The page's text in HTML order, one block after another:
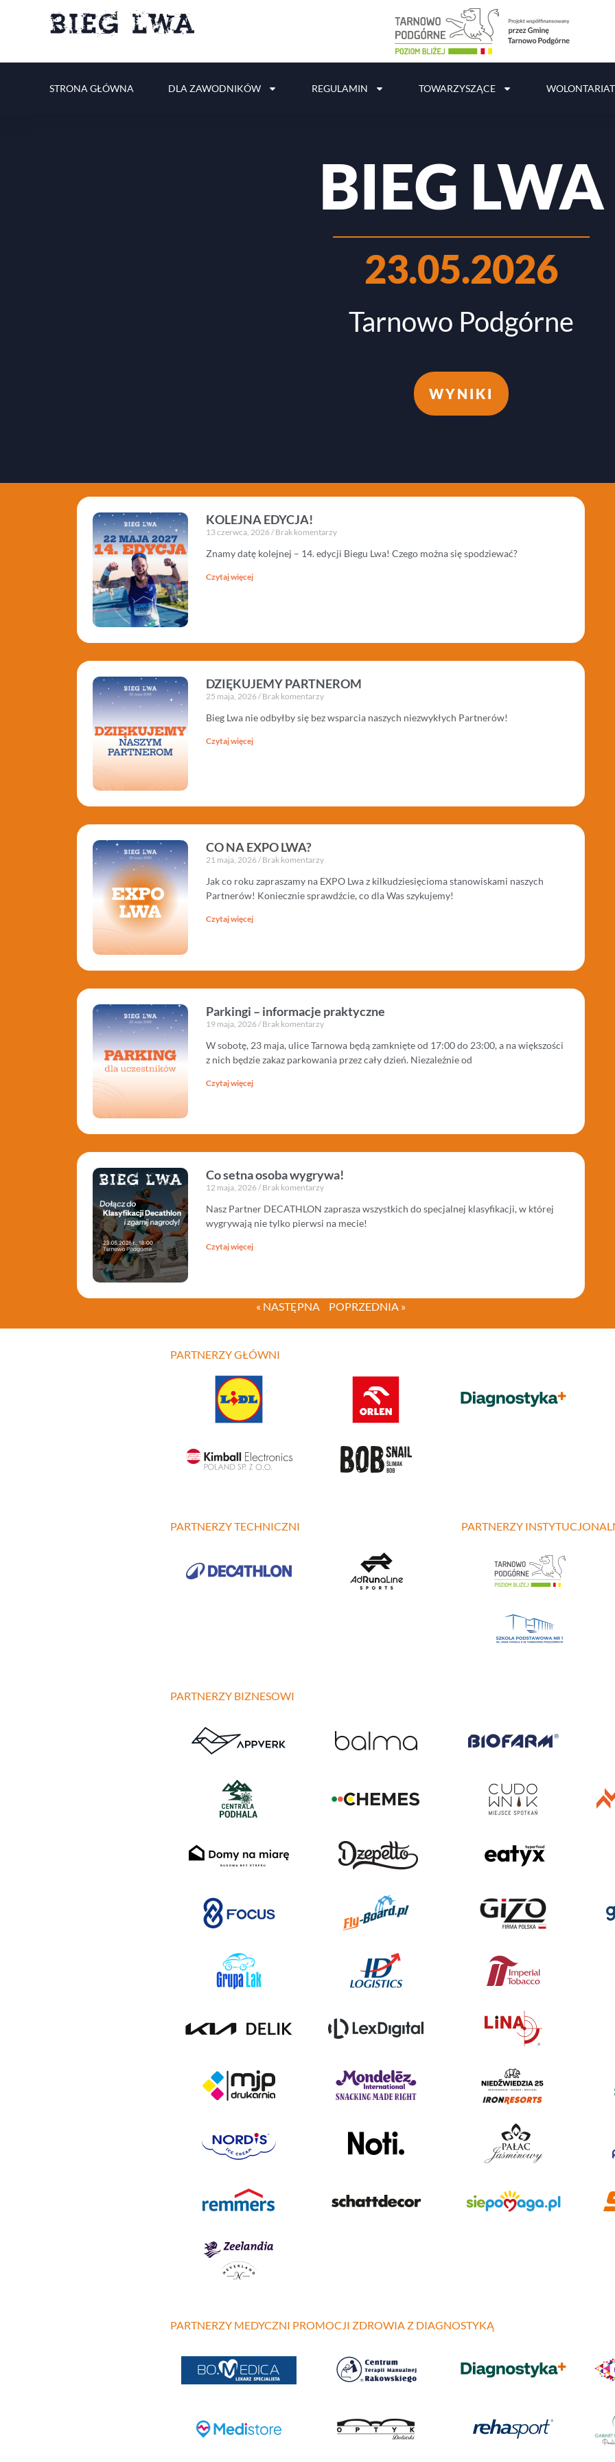
STRONA GŁÓWNA DLA ZAWODNIKÓW REGULAMIN TOWARZYSZĄCE WOLONTARIAT
BIEG LWA
_________________
23.05.2026
Tarnowo Podgórne
WYNIKI
KOLEJNA EDYCJA!
13 czerwca, 2026 Brak komentarzy
Znamy datę kolejnej – 14. edycji Biegu Lwa! Czego można się spodziewać?
Czytaj więcej
DZIĘKUJEMY PARTNEROM
25 maja, 2026 Brak komentarzy
Bieg Lwa nie odbyłby się bez wsparcia naszych niezwykłych Partnerów!
Czytaj więcej
CO NA EXPO LWA?
21 maja, 2026 Brak komentarzy
Jak co roku zapraszamy na EXPO Lwa z kilkudziesięcioma stanowiskami naszych
Partnerów! Koniecznie sprawdźcie, co dla Was szykujemy!
Czytaj więcej
Parkingi – informacje praktyczne
19 maja, 2026 Brak komentarzy
W sobotę, 23 maja, ulice Tarnowa będą zamknięte od 17:00 do 23:00, a na większości
z nich będzie zakaz parkowania przez cały dzień. Niezależnie od
Czytaj więcej
Co setna osoba wygrywa!
12 maja, 2026 Brak komentarzy
Nasz Partner DECATHLON zaprasza wszystkich do specjalnej klasyfikacji, w której
wygrywają nie tylko pierwsi na mecie!
Czytaj więcej
« NASTĘPNA POPRZEDNIA »
PARTNERZY GŁÓWNI
PARTNERZY TECHNICZNI PARTNERZY
PARTNERZY BIZNESOWI
PARTNERZY MEDYCZNI PROMOCJI ZDROWIA Z DIAGNOSTYKĄ